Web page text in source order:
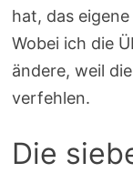
hat, das
Wobei ich die
ändere, weil
verfehlen.
Die